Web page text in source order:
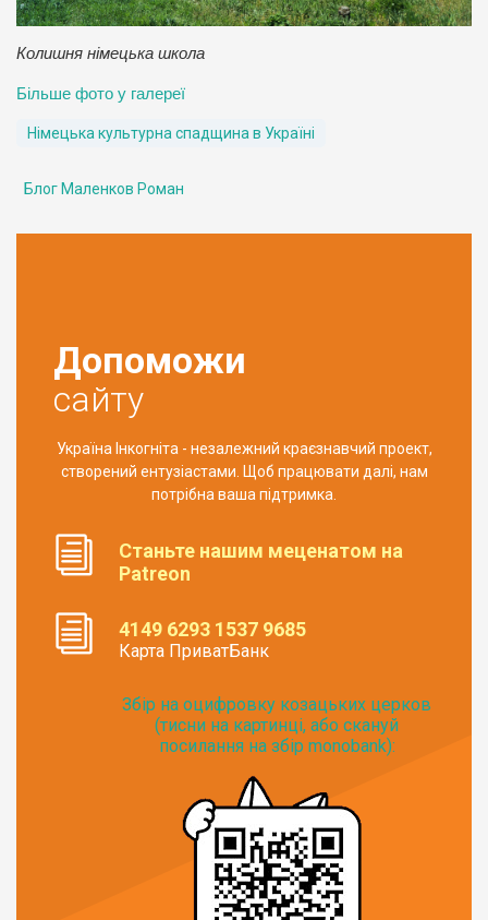
Колишня німецька школа
Більше фото у галереї
Німецька культурна спадщина в Україні
Блог Маленков Роман
Допоможи
сайту
Україна Інкогніта - незалежний краєзнавчий проект,
створений ентузіастами. Щоб працювати далі, нам
потрібна ваша підтримка.
Станьте нашим меценатом на
Patreon
4149 6293 1537 9685
Карта ПриватБанк
Збір на оцифровку козацьких церков
(тисни на картинці, або скануй
посилання на збір monobank):